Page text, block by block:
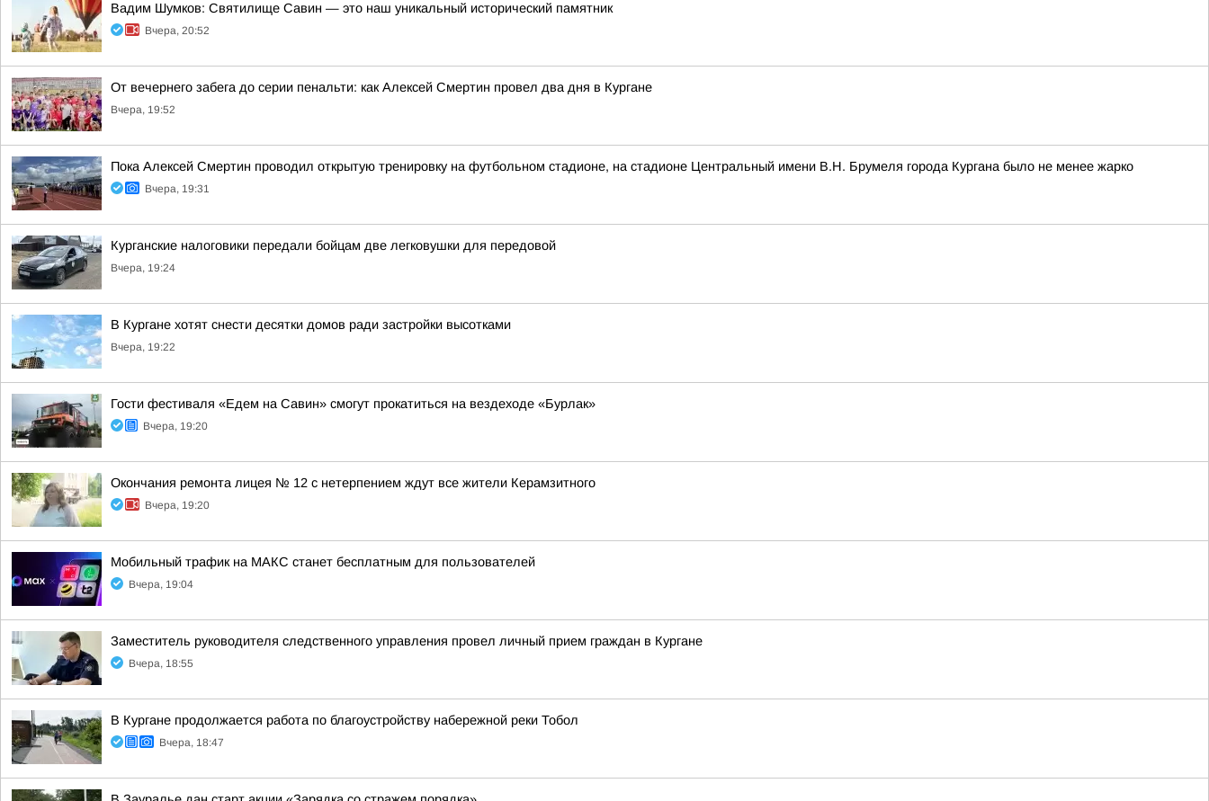
Вадим Шумков: Святилище Савин — это наш уникальный исторический памятник
Вчера, 20:52
От вечернего забега до серии пенальти: как Алексей Смертин провел два дня в Кургане
Вчера, 19:52
Пока Алексей Смертин проводил открытую тренировку на футбольном стадионе, на стадионе Центральный имени В.Н. Брумеля города Кургана было не менее жарко
Вчера, 19:31
Курганские налоговики передали бойцам две легковушки для передовой
Вчера, 19:24
В Кургане хотят снести десятки домов ради застройки высотками
Вчера, 19:22
Гости фестиваля «Едем на Савин» смогут прокатиться на вездеходе «Бурлак»
Вчера, 19:20
Окончания ремонта лицея № 12 с нетерпением ждут все жители Керамзитного
Вчера, 19:20
Мобильный трафик на МАКС станет бесплатным для пользователей
Вчера, 19:04
Заместитель руководителя следственного управления провел личный прием граждан в Кургане
Вчера, 18:55
В Кургане продолжается работа по благоустройству набережной реки Тобол
Вчера, 18:47